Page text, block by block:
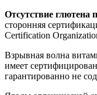
Отсутствие глютена
сторонняя
Certification
Взрывная волна
имеет
гарантированно не